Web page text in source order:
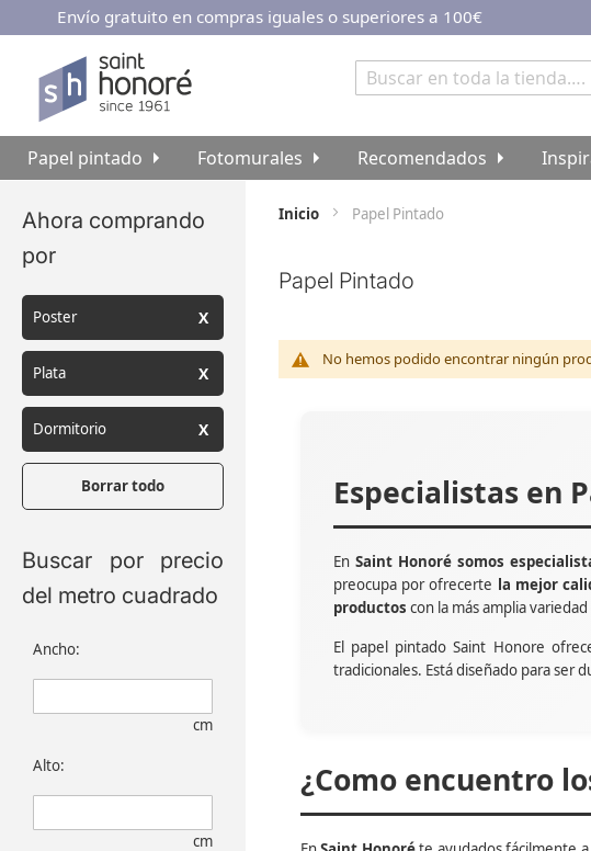
Ir
contenido
Envío gratuito en compras iguales o superiores a 100€
Papel pintado Fotomurales Recomendados
Inicio Papel Pintado
Papel Pintado
No hemos podido encontrar ningún
Especialistas en
En Saint Honoré somos
preocupa por ofrecerte la mejor
productos con la más amplia
El papel pintado Saint Honore
tradicionales. Está diseñado para ser
¿Como encuentro
Buscar por precio
del metro cuadrado
Ancho:
cm
Alto:
cm
Ahora comprando
por
Poster
Plata
Dormitorio
Borrar todo